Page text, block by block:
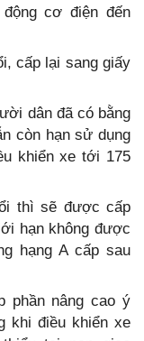
cơ điện đến
cấp lại sang giấy
dân đã có bằng
còn hạn sử dụng
khiển xe tới 175
thì sẽ được cấp
hạn không được
hạng A cấp sau
phần nâng cao ý
khi điều khiển xe